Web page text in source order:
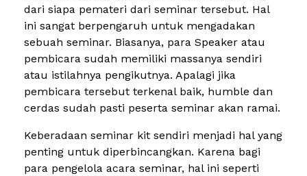
dari siapa pemateri dari seminar tersebut. Hal
ini sangat berpengaruh untuk mengadakan
sebuah seminar. Biasanya, para Speaker atau
pembicara sudah memiliki massanya sendiri
atau istilahnya pengikutnya. Apalagi jika
pembicara tersebut terkenal baik, humble dan
cerdas sudah pasti peserta seminar akan ramai.
Keberadaan seminar kit sendiri menjadi hal yang
penting untuk diperbincangkan. Karena bagi
para pengelola acara seminar, hal ini seperti